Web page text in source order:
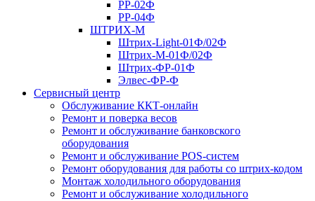
РР-02Ф
РР-04Ф
ШТРИХ-М
Штрих-Light-01Ф/02Ф
Штрих-М-01Ф/02Ф
Штрих-ФР-01Ф
Элвес-ФР-Ф
Сервисный центр
Обслуживание ККТ-онлайн
Ремонт и поверка весов
Ремонт и обслуживание банковского
оборудования
Ремонт и обслуживание POS-систем
Ремонт оборудования для работы со штрих-кодом
Монтаж холодильного оборудования
Ремонт и обслуживание холодильного